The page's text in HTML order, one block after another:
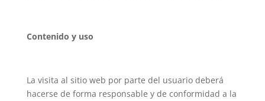
Contenido y uso
La visita al sitio web por parte del usuario deberá
hacerse de forma responsable y de conformidad a la